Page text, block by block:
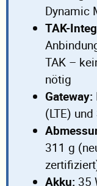
Dynamic
TAK-
TAK –
nötig
Gateway:
(LTE)
311 g
Akku: 35